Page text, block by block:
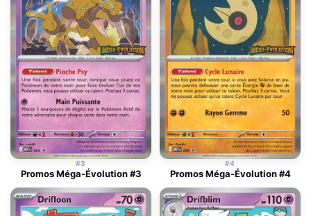
#3
Promos Méga-Évolution #3
#4
Promos Méga-Évolution #4